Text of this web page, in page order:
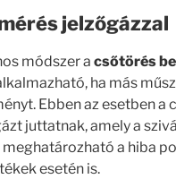
jelzőgázzal
módszer a csőtörés
ha más
Ebben az esetben a
juttatnak, amely a
a hiba
esetén is.